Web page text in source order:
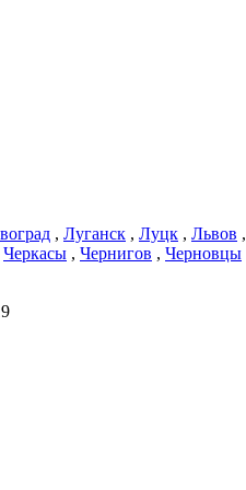
, Луганск , Луцк , Львов ,
Черкасы , Чернигов , Черновцы